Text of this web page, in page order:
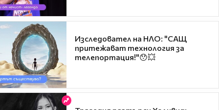
Изследовател на НЛО: "САЩ
притежават технология за
телепортация!"😯💥